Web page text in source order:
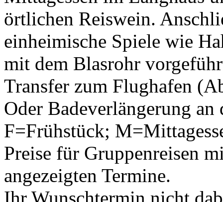
örtlichen Reiswein.
einheimische Spiele wie
mit dem Blasrohr
Transfer zum Flughafen
Oder Badeverlängerung an
F=Frühstück;
Preise für Gruppenreisen
angezeigten Termine.